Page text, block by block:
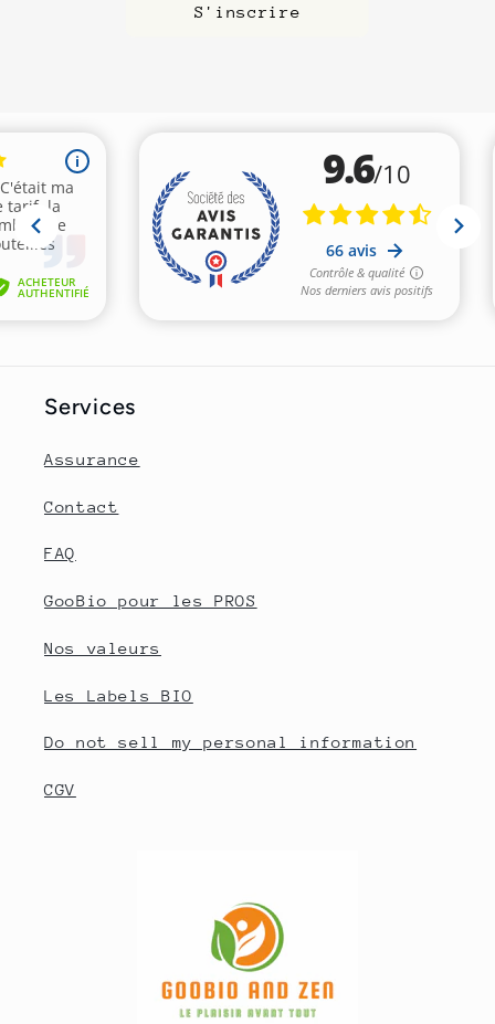
S'inscrire
Services
Assurance
Contact
FAQ
GooBio pour les PROS
Nos valeurs
Les Labels BIO
Do not sell my personal information
CGV